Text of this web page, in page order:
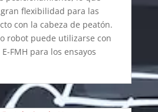
flexibilidad para las
con la cabeza de peatón.
robot puede utilizarse con
FMH para los ensayos